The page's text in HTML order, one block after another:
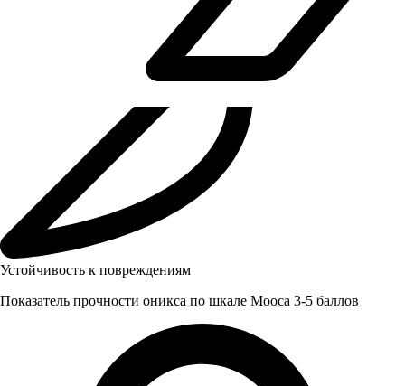
Устойчивость к повреждениям
Показатель прочности оникса по шкале Мооса 3-5 баллов